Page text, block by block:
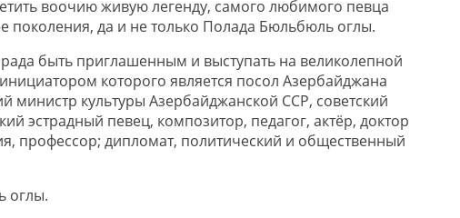
воочию живую легенду, самого любимого певца
поколения, да и не только Полада Бюльбюль оглы.
рада быть приглашенным и выступать на великолепной
которого является посол Азербайджана
министр культуры Азербайджанской ССР, советский
эстрадный певец, композитор, педагог, актёр, доктор
профессор; дипломат, политический и общественный
оглы.